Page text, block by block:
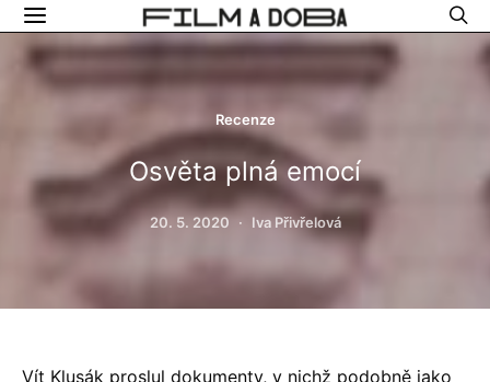
Recenze
Osvěta plná emocí
20. 5. 2020 Iva Přivřelová
Vít Klusák proslul dokumenty, v nichž podobně jako